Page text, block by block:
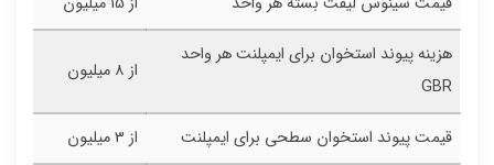
هزینه پیوند استخوان برای ایمپلنت هر واحد
GBR
از ۸ میلیون
قیمت پیوند استخوان سطحی برای ایمپلنت
از 3 میلیون